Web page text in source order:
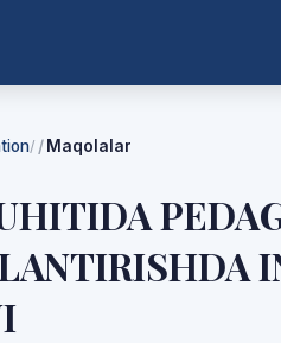
/ Maqolalar